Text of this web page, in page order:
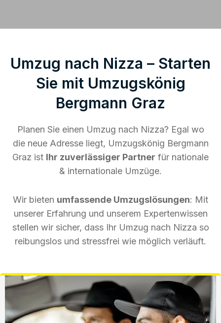
Umzug nach Nizza – Starten
Sie mit Umzugskönig
Bergmann Graz
Planen Sie einen Umzug nach Nizza? Egal wo
die neue Adresse liegt, Umzugskönig Bergmann
Graz ist Ihr zuverlässiger Partner für nationale
& internationale Umzüge.
Wir bieten umfassende Umzugslösungen: Mit
unserer Erfahrung und unserem Expertenwissen
stellen wir sicher, dass Ihr Umzug nach Nizza so
reibungslos und stressfrei wie möglich verläuft.